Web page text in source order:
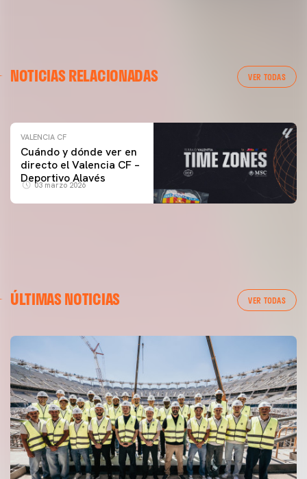
NOTICIAS RELACIONADAS VER TODAS
ENTRENAMIENTO DEL VALENCIA CF 04/03/26
VALENCIA CF
Cuándo y dónde ver en
directo el Valencia CF –
Deportivo Alavés
03 marzo 2026
ÚLTIMAS NOTICIAS VER TODAS